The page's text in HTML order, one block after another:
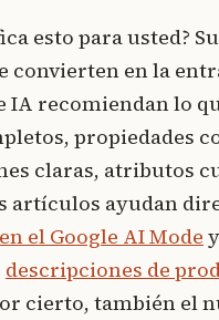
esto para usted?
convierten en la
IA recomiendan lo
propiedades
claras, atributos
artículos ayudan
el Google AI Mode
descripciones de
cierto, también el